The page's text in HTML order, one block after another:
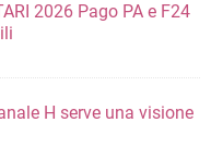
PA e F24
H serve una visione